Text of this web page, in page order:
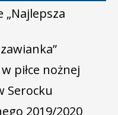
piłce nożnej
Serocku
2019/2020